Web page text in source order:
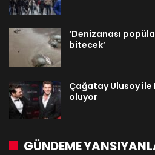
‘Denizanası
bitecek’
Çağatay Ulusoy ile
oluyor
GÜNDEME